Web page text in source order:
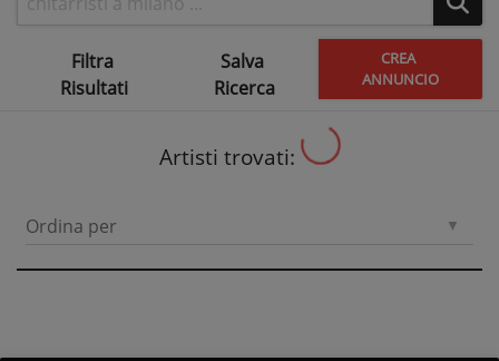
Filtra
Risultati
Salva
Ricerca
CREA
ANNUNCIO
Artisti trovati:
Ordina per